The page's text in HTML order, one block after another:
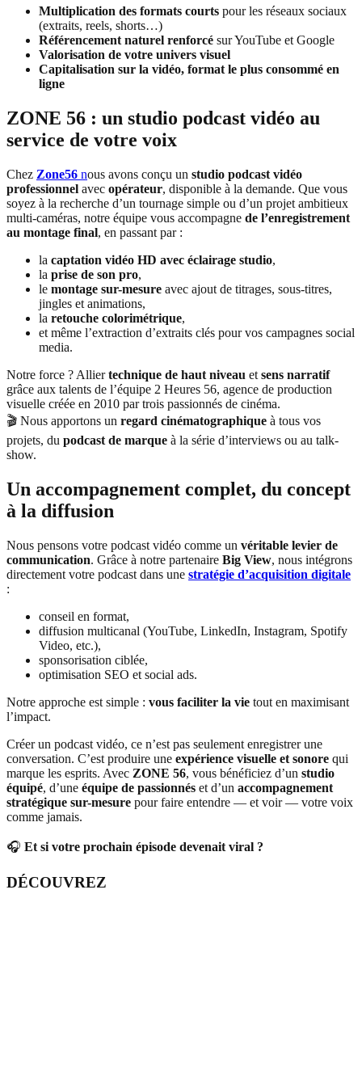
Multiplication des formats courts pour les réseaux sociaux
(extraits, reels, shorts…)
Référencement naturel renforcé sur YouTube et Google
Valorisation de votre univers visuel
Capitalisation sur la vidéo, format le plus consommé en
ligne
ZONE 56 : un studio podcast vidéo au
service de votre voix
Chez Zone56 nous avons conçu un studio podcast vidéo
professionnel avec opérateur, disponible à la demande. Que vous
soyez à la recherche d’un tournage simple ou d’un projet ambitieux
multi-caméras, notre équipe vous accompagne de l’enregistrement
au montage final, en passant par :
la captation vidéo HD avec éclairage studio,
la prise de son pro,
le montage sur-mesure avec ajout de titrages, sous-titres,
jingles et animations,
la retouche colorimétrique,
et même l’extraction d’extraits clés pour vos campagnes social
media.
Notre force ? Alliertechnique de haut niveau et sens narratif
grâce aux talents de l’équipe 2 Heures 56, agence de production
visuelle créée en 2010 par trois passionnés de cinéma.
🎬 Nous apportons un regard cinématographique à tous vos
projets, du podcast de marque à la série d’interviews ou au talk-
show.
Un accompagnement complet, du concept
à la diffusion
Nous pensons votre podcast vidéo comme un véritable levier de
communication. Grâce à notre partenaire Big View, nous intégrons
directement votre podcast dans une stratégie d’acquisition digitale
:
conseil en format,
diffusion multicanal (YouTube, LinkedIn, Instagram, Spotify
Video, etc.),
sponsorisation ciblée,
optimisation SEO et social ads.
Notre approche est simple : vous faciliter la vie tout en maximisant
l’impact.
Créer un podcast vidéo, ce n’est pas seulement enregistrer une
conversation. C’est produire une expérience visuelle et sonore qui
marque les esprits. Avec ZONE 56, vous bénéficiez d’un studio
équipé, d’une équipe de passionnés et d’un accompagnement
stratégique sur-mesure pour faire entendre — et voir — votre voix
comme jamais.
🎧 Et si votre prochain épisode devenait viral ?
DÉCOUVREZ